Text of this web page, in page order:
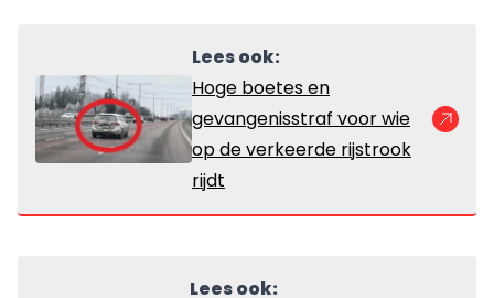
Lees ook:
Hoge boetes en
gevangenisstraf voor wie
op de verkeerde rijstrook
rijdt
Lees ook: